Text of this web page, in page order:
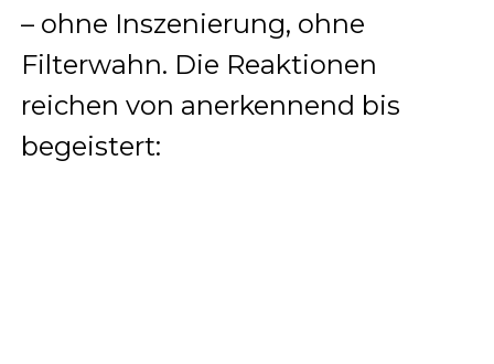
– ohne Inszenierung, ohne
Filterwahn. Die Reaktionen
reichen von anerkennend bis
begeistert: